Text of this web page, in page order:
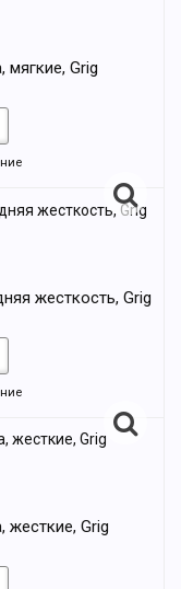
Grig
жесткость, Grig
жесткие, Grig